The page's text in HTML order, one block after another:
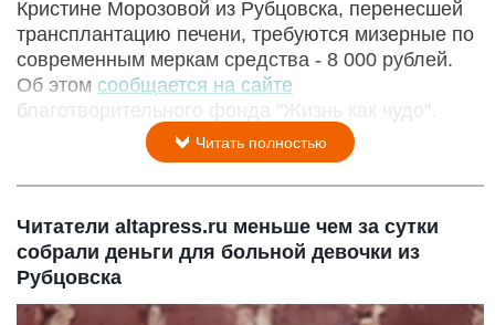
Кристине Морозовой из Рубцовска, перенесшей
трансплантацию печени, требуются мизерные по
современным меркам средства - 8 000 рублей.
Об этом сообщается на сайте
благотворительного фонда "Жизнь как чудо".
Читать полностью
Читатели altapress.ru меньше чем за сутки
собрали деньги для больной девочки из
Рубцовска